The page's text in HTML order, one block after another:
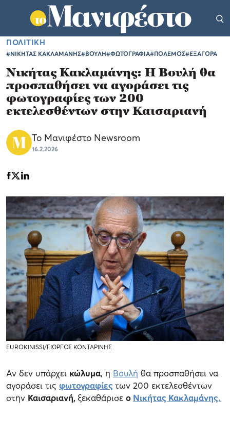
ΠΟΛΙΤΙΚΗ
#ΝΙΚΗΤΑΣ ΚΑΚΛΑΜΑΝΗΣ#ΒΟΥΛΗ#ΦΩΤΟΓΡΑΦΙΑ#ΠΟΛΕΜΟΣ#ΕΞΑΓΟΡΑ
Νικήτας Κακλαμάνης: Η Βουλή θα
προσπαθήσει να αγοράσει τις
φωτογραφίες των 200
εκτελεσθέντων στην Καισαριανή
Το Μανιφέστο Newsroom
16.2.2026
EUROKINISSI/ΓΙΩΡΓΟΣ ΚΟΝΤΑΡΙΝΗΣ
Αν δεν υπάρχει κώλυμα, η Βουλή θα προσπαθήσει να
αγοράσει τις φωτογραφίεςτων 200 εκτελεσθέντων
στην Καισαριανή, ξεκαθάρισε ο Νικήτας Κακλαμάνης.